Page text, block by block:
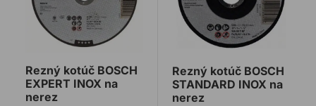
Rezný kotúč BOSCH
EXPERT INOX na
nerez
Rezný kotúč BOSCH
STANDARD INOX na
nerez